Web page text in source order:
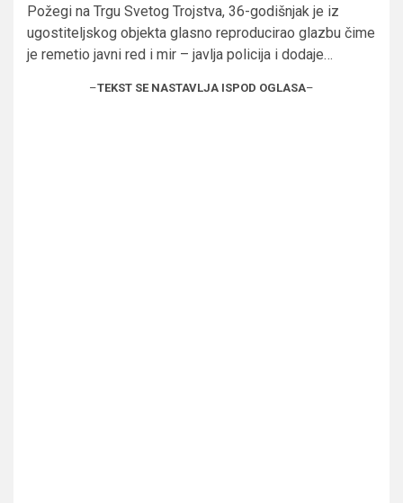
Požegi na Trgu Svetog Trojstva, 36-godišnjak je iz
ugostiteljskog objekta glasno reproducirao glazbu čime
je remetio javni red i mir – javlja policija i dodaje…
–TEKST SE NASTAVLJA ISPOD OGLASA–